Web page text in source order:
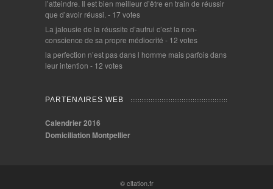
l’atteindre. Il est bien meilleur d’être en train de réussir
que d’avoir réussi. - 17 votes
La jalousie de la réussite d’autrui c’est la non-
conscience de sa propre médiocrité - 12 votes
la perfection n’est pas dans l homme mais parfois dans
leur intention - 12 votes
PARTENAIRES WEB
Calendrier 2016
Domiciliation Montpellier
© citation.fr